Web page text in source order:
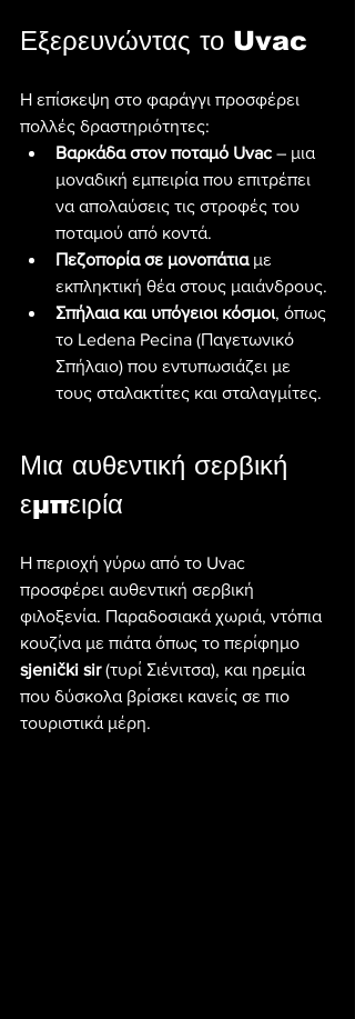
Εξερευνώντας το Uvac
Η επίσκεψη στο φαράγγι προσφέρει
πολλές δραστηριότητες:
Βαρκάδα στον ποταμό Uvac – μια
μοναδική εμπειρία που επιτρέπει
να απολαύσεις τις στροφές του
ποταμού από κοντά.
Πεζοπορία σε μονοπάτια με
εκπληκτική θέα στους μαιάνδρους.
Σπήλαια και υπόγειοι κόσμοι, όπως
το Ledena Pecina (Παγετωνικό
Σπήλαιο) που εντυπωσιάζει με
τους σταλακτίτες και σταλαγμίτες.
Μια αυθεντική σερβική
εμπειρία
Η περιοχή γύρω από το Uvac
προσφέρει αυθεντική σερβική
φιλοξενία. Παραδοσιακά χωριά, ντόπια
κουζίνα με πιάτα όπως το περίφημο
sjenički sir (τυρί Σιένιτσα), και ηρεμία
που δύσκολα βρίσκει κανείς σε πιο
τουριστικά μέρη.